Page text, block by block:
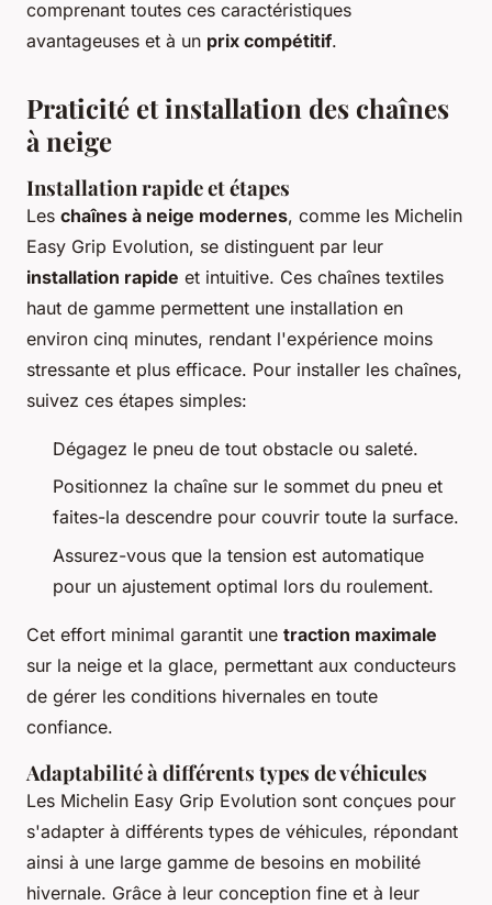
comprenant toutes ces caractéristiques
avantageuses et à un prix compétitif.
Praticité et installation des chaînes
à neige
Installation rapide et étapes
Les chaînes à neige modernes, comme les Michelin
Easy Grip Evolution, se distinguent par leur
installation rapide et intuitive. Ces chaînes textiles
haut de gamme permettent une installation en
environ cinq minutes, rendant l'expérience moins
stressante et plus efficace. Pour installer les chaînes,
suivez ces étapes simples:
Dégagez le pneu de tout obstacle ou saleté.
Positionnez la chaîne sur le sommet du pneu et
faites-la descendre pour couvrir toute la surface.
Assurez-vous que la tension est automatique
pour un ajustement optimal lors du roulement.
Cet effort minimal garantit une traction maximale
sur la neige et la glace, permettant aux conducteurs
de gérer les conditions hivernales en toute
confiance.
Adaptabilité à différents types de véhicules
Les Michelin Easy Grip Evolution sont conçues pour
s'adapter à différents types de véhicules, répondant
ainsi à une large gamme de besoins en mobilité
hivernale. Grâce à leur conception fine et à leur